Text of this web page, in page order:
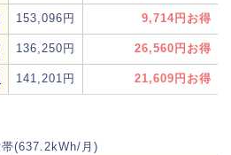
153,096円 9,714円
136,250円 26,560円
141,201円 21,609円
(637.2kWh/月)